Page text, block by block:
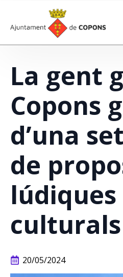
La gent
Copons
d’una
de
lúdiques
culturals
20/05/2024